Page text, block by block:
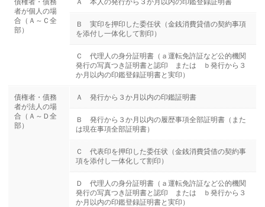
債権者・債務
者が個人の場
合（Ａ～Ｃ全
部）
Ａ 本人の発行から３か月以内の印鑑登録証明書
Ｂ 実印を押印した委任状（金銭消費貸借の契約事項
を添付し一体化して割印）
Ｃ 代理人の身分証明書（ａ運転免許証など公的機関
発行の写真つき証明書と認印 または ｂ発行から３
か月以内の印鑑登録証明書と実印）
債権者・債務
者が法人の場
合（Ａ～Ｄ全
部）
Ａ 発行から３か月以内の印鑑証明書
Ｂ 発行から３か月以内の履歴事項全部証明書（また
は現在事項全部証明書）
Ｃ 代表印を押印した委任状（金銭消費貸借の契約事
項を添付し一体化して割印）
Ｄ 代理人の身分証明書（ａ運転免許証など公的機関
発行の写真つき証明書と認印 または ｂ発行から３
か月以内の印鑑登録証明書と実印）